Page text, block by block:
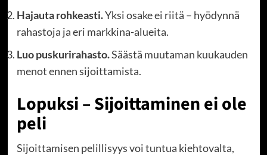
Hajauta rohkeasti.Yksi osake ei riitä – hyödynnä
rahastoja ja eri markkina-alueita.
Luo puskurirahasto.Säästä muutaman kuukauden
menot ennen sijoittamista.
Lopuksi – Sijoittaminen ei ole
peli
Sijoittamisen pelillisyys voi tuntua kiehtovalta,